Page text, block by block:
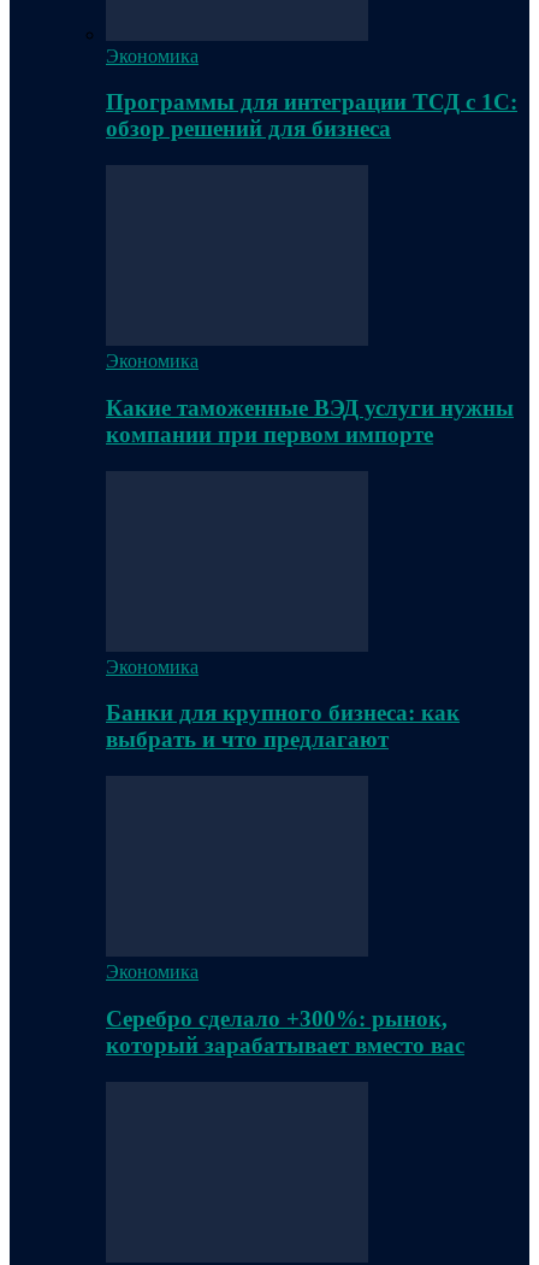
Экономика
Программы для интеграции ТСД с 1С:
обзор решений для бизнеса
Экономика
Какие таможенные ВЭД услуги нужны
компании при первом импорте
Экономика
Банки для крупного бизнеса: как
выбрать и что предлагают
Экономика
Серебро сделало +300%: рынок,
который зарабатывает вместо вас